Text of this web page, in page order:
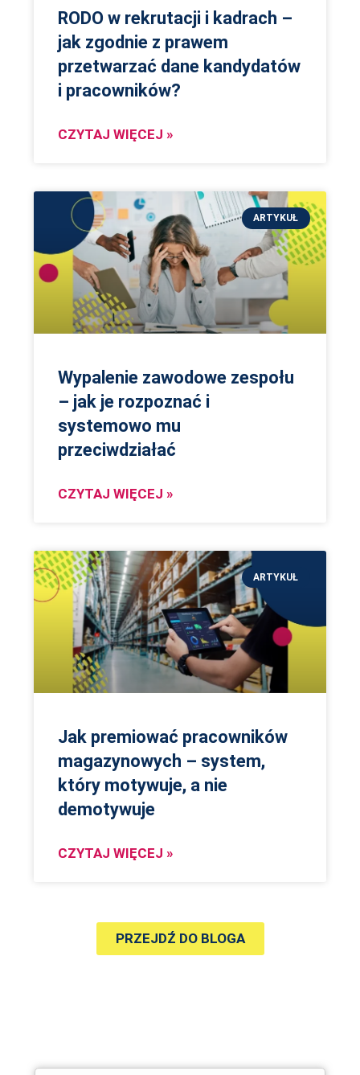
RODO w rekrutacji i kadrach –
jak zgodnie z prawem
przetwarzać dane kandydatów
i pracowników?
CZYTAJ WIĘCEJ »
ARTYKUŁ
Wypalenie zawodowe zespołu
– jak je rozpoznać i
systemowo mu
przeciwdziałać
CZYTAJ WIĘCEJ »
ARTYKUŁ
Jak premiować pracowników
magazynowych – system,
który motywuje, a nie
demotywuje
CZYTAJ WIĘCEJ »
PRZEJDŹ DO BLOGA